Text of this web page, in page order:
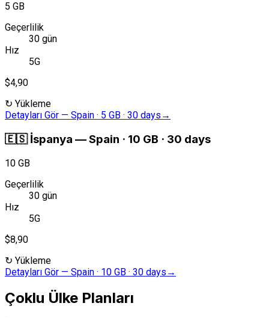
5 GB
Geçerlilik
30 gün
Hız
5G
$4,90
↻ Yükleme
Detayları Gör — Spain · 5 GB · 30 days →
🇪🇸 İspanya —Spain · 10 GB · 30 days
10 GB
Geçerlilik
30 gün
Hız
5G
$8,90
↻ Yükleme
Detayları Gör — Spain · 10 GB · 30 days →
Çoklu Ülke Planları